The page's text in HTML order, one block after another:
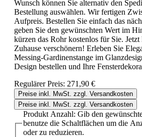
Wunsch können Sie alternativ den
Bestellung auswählen. Wir fertigen
Aufpreis. Bestellen Sie einfach das
geben Sie den gewünschten Wert im
kürzen das Rohr kostenlos für Sie.
Zuhause verschönern! Erleben Sie
Messing-Gardinenstange im
Design bestellen und Ihre
Regulärer Preis: 271,90 €
Preise inkl. MwSt. zzgl. Versandkosten
Preise inkl. MwSt. zzgl. Versandkosten
Produkt Anzahl: Gib den
benutze die Schaltflächen um die
oder zu reduzieren.